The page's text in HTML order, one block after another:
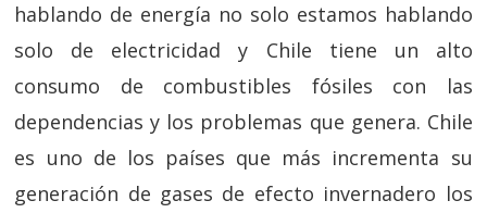
hablando de energía no solo estamos hablando
solo de electricidad y Chile tiene un alto
consumo de combustibles fósiles con las
dependencias y los problemas que genera. Chile
es uno de los países que más incrementa su
generación de gases de efecto invernadero los